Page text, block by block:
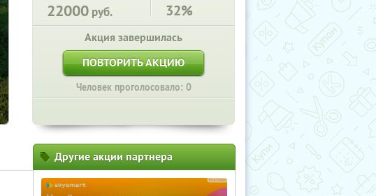
22000 руб. 32%
Акция завершилась
ПОВТОРИТЬ АКЦИЮ
Человек проголосовало: 0
Другие акции партнера